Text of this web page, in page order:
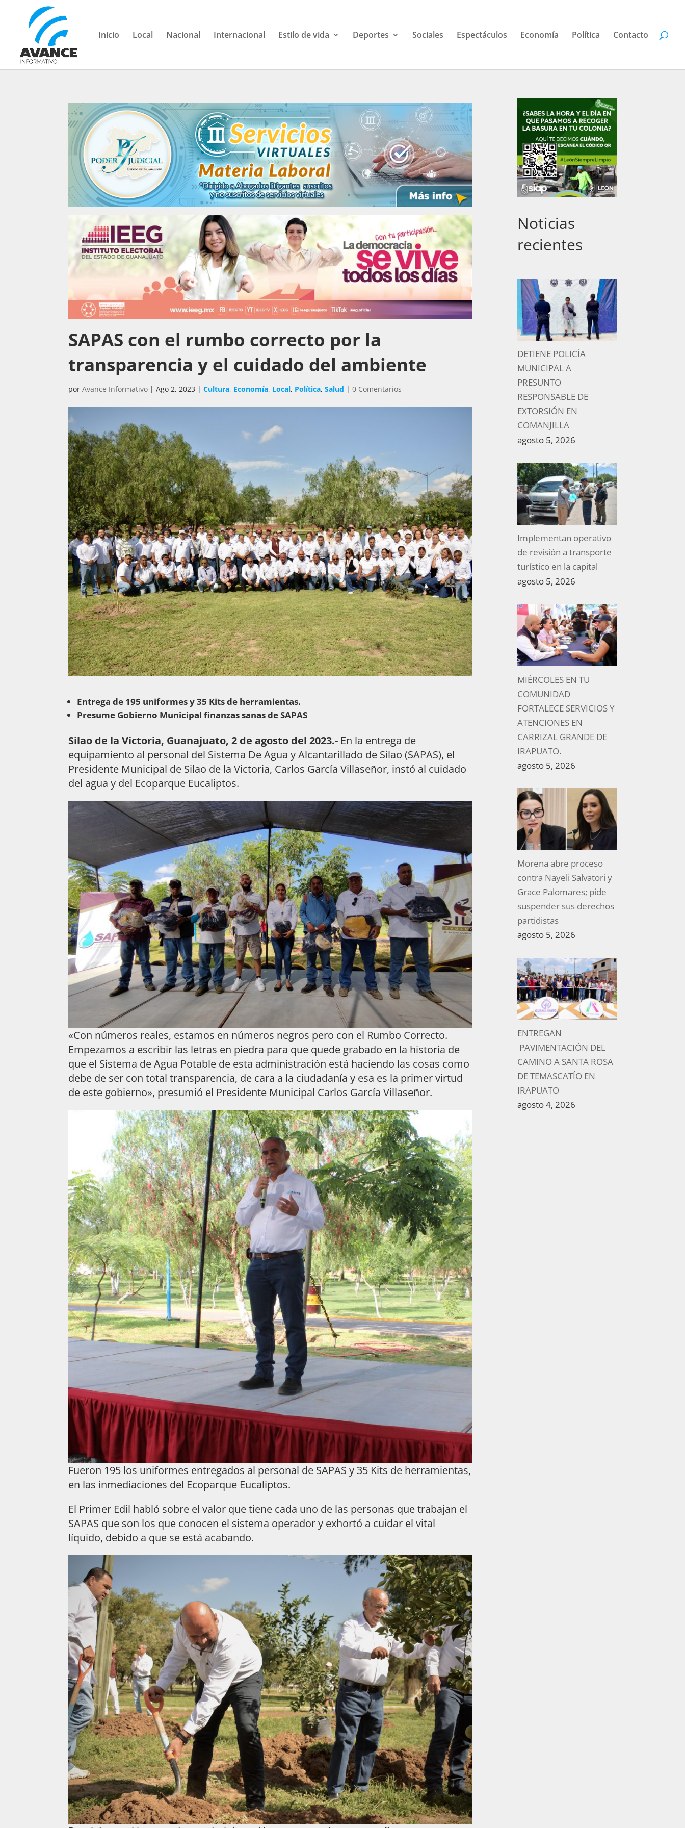
Inicio Local Nacional Internacional Estilo de vida Deportes Sociales Espectáculos Economía Política Contacto
SAPAS con el rumbo correcto por la
transparencia y el cuidado del ambiente
porAvance Informativo |Ago 2, 2023 |Cultura, Economía, Local, Política,Salud |0 Comentarios
Entrega de 195 uniformes y 35 Kits de herramientas.
Presume Gobierno Municipal finanzas sanas de SAPAS
Silao de la Victoria, Guanajuato, 2 de agosto del 2023.- En la entrega de
equipamiento al personal del Sistema De Agua y Alcantarillado de Silao (SAPAS), el
Presidente Municipal de Silao de la Victoria, Carlos García Villaseñor, instó al cuidado
del agua y del Ecoparque Eucaliptos.
«Con números reales, estamos en números negros pero con el Rumbo Correcto.
Empezamos a escribir las letras en piedra para que quede grabado en la historia de
que el Sistema de Agua Potable de esta administración está haciendo las cosas como
debe de ser con total transparencia, de cara a la ciudadanía y esa es la primer virtud
de este gobierno», presumió el Presidente Municipal Carlos García Villaseñor.
Fueron 195 los uniformes entregados al personal de SAPAS y 35 Kits de herramientas,
en las inmediaciones del Ecoparque Eucaliptos.
El Primer Edil habló sobre el valor que tiene cada uno de las personas que trabajan el
SAPAS que son los que conocen el sistema operador y exhortó a cuidar el vital
líquido, debido a que se está acabando.
Noticias
recientes
DETIENE POLICÍA
MUNICIPAL A
PRESUNTO
RESPONSABLE DE
EXTORSIÓN EN
COMANJILLA
agosto 5, 2026
Implementan operativo
de revisión a transporte
turístico en la capital
agosto 5, 2026
MIÉRCOLES EN TU
COMUNIDAD
FORTALECE SERVICIOS Y
ATENCIONES EN
CARRIZAL GRANDE DE
IRAPUATO.
agosto 5, 2026
Morena abre proceso
contra Nayeli Salvatori y
Grace Palomares; pide
suspender sus derechos
partidistas
agosto 5, 2026
ENTREGAN
PAVIMENTACIÓN DEL
CAMINO A SANTA ROSA
DE TEMASCATÍO EN
IRAPUATO
agosto 4, 2026